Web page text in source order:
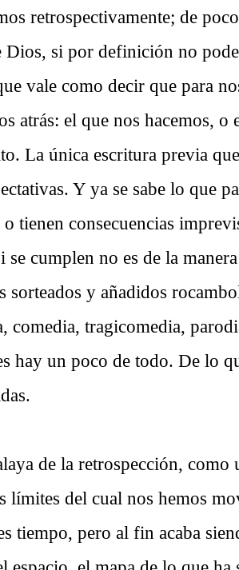
retrospectivamente; de
si por definición no
vale como decir que para
atrás: el que nos hacemos, o
La única escritura previa
Y ya se sabe lo que
tienen consecuencias
cumplen no es de la
y añadidos
comedia, tragicomedia,
hay un poco de todo. De lo
de la retrospección, como
límites del cual nos hemos
tiempo, pero al fin acaba